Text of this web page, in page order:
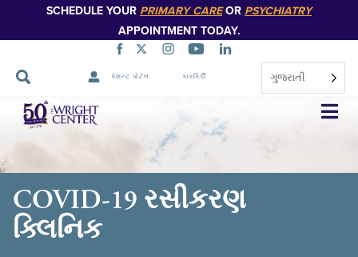
SCHEDULE YOUR PRIMARY CAREOR PSYCHIATRY
APPOINTMENT TODAY.
પેશન્ટ પોર્ટલ કારકિર્દી ગુજરાતી
નેવિગેશન
છોડો
COVID-19 રસીકરણ
ક્લિનિક